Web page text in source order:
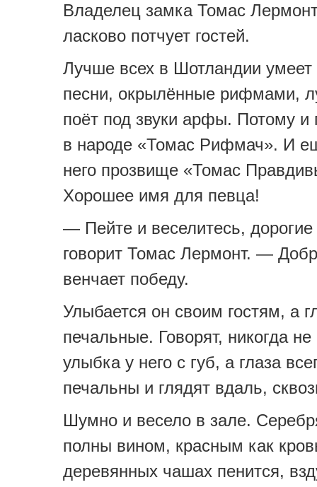
Владелец замка Томас
ласково потчует гостей.
Лучше всех в Шотландии умеет
песни, окрылённые рифмами,
поёт под звуки арфы. Потому и
в народе «Томас Рифмач». И
него прозвище «Томас
Хорошее имя для певца!
— Пейте и веселитесь,
говорит Томас Лермонт. —
венчает победу.
Улыбается он своим гостям, а
печальные. Говорят, никогда не
улыбка у него с губ, а глаза
печальны и глядят вдаль,
Шумно и весело в зале.
полны вином, красным как
деревянных чашах пенится,